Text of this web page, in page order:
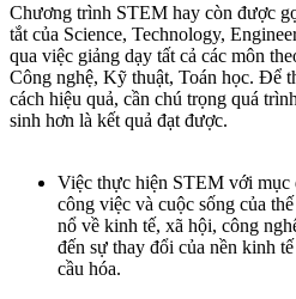
Chương trình STEM hay còn được
tắt của Science, Technology,
qua việc giảng dạy tất cả các môn
Công nghệ, Kỹ thuật, Toán học. Để
cách hiệu quả, cần chú trọng quá
sinh hơn là kết quả đạt được.
Việc thực hiện STEM với mục
công việc và cuộc sống của
nổ về kinh tế, xã hội, công
đến sự thay đổi của nền kinh
cầu hóa.